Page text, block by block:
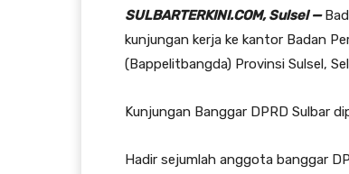
SULBARTERKINI.COM, Sulsel —
kunjungan kerja ke kantor Badan
(Bappelitbangda) Provinsi Sulsel,
Kunjungan Banggar DPRD Sulbar
Hadir sejumlah anggota banggar